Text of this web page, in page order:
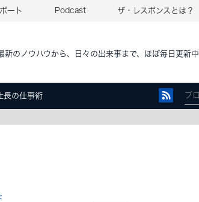
ート Podcast ザ・レスポンスとは？
新のノウハウから、日々の出来事まで、ほぼ毎日更新中
長の仕事術